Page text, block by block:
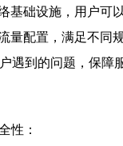
基础设施，用户可
量配置，满足不同
遇到的问题，保障
性：